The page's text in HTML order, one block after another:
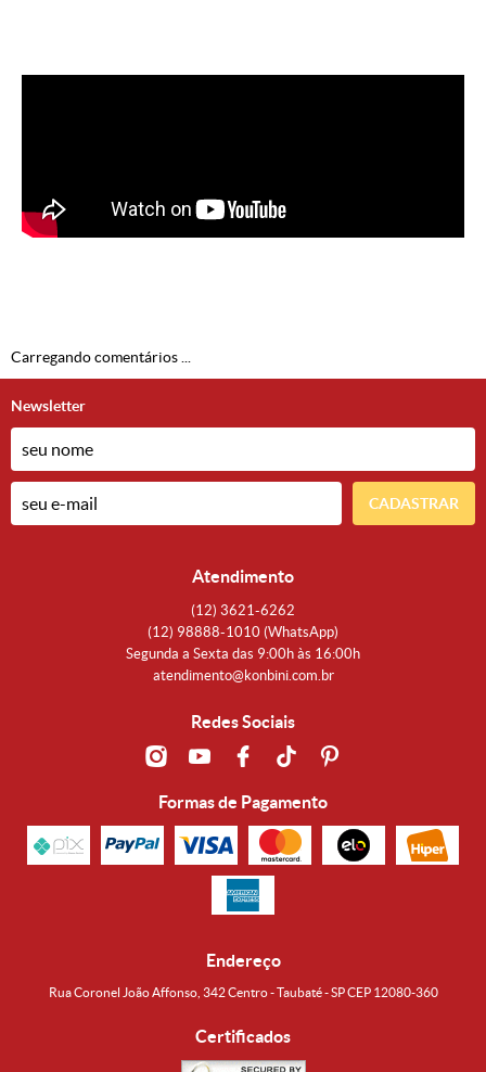
Carregando comentários ...
Newsletter
CADASTRAR
Atendimento
(12) 3621-6262
(12) 98888-1010 (WhatsApp)
Segunda a Sexta das 9:00h às 16:00h
atendimento@konbini.com.br
Redes Sociais
Formas de Pagamento
Endereço
Rua Coronel João Affonso, 342 Centro - Taubaté - SP CEP 12080-360
Certificados